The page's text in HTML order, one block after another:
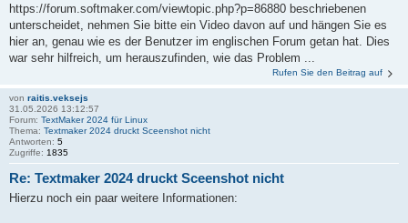
https://forum.softmaker.com/viewtopic.php?p=86880 beschriebenen
unterscheidet, nehmen Sie bitte ein Video davon auf und hängen Sie es
hier an, genau wie es der Benutzer im englischen Forum getan hat. Dies
war sehr hilfreich, um herauszufinden, wie das Problem ...
Rufen Sie den Beitrag auf
von raitis.veksejs
31.05.2026 13:12:57
Forum: TextMaker 2024 für Linux
Thema: Textmaker 2024 druckt Sceenshot nicht
Antworten: 5
Zugriffe: 1835
Re: Textmaker 2024 druckt Sceenshot nicht
Hierzu noch ein paar weitere Informationen: